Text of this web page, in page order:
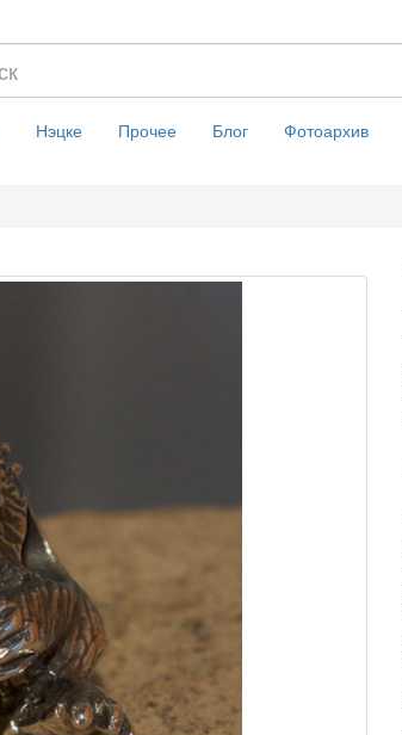
Нэцке Прочее Блог Фотоархив